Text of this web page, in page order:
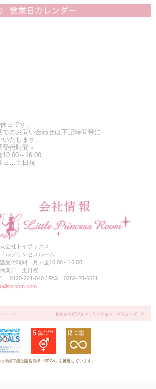
日です。
でのお問い合わせは下記時間帯に
いたします。
受付時間＞
10:00～16:00
日…土日祝
会社トイボックス
ルプリンセスルーム
受付時間 月～金10:00～16:00
業日…土日祝
：0120-221-040 / FAX：0282-28-6611
持続可能な開発目標「SDGs」を推進しています。